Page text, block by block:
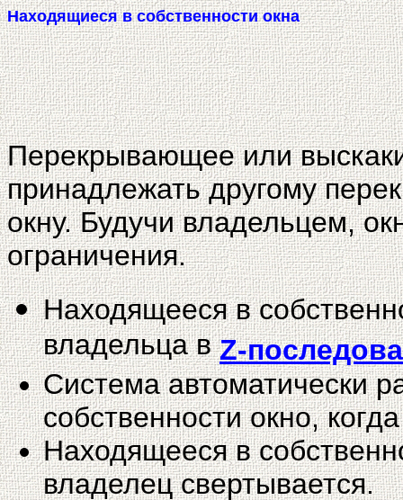
Находящиеся в собственности окна
Перекрывающее или
принадлежать другому
окну. Будучи владельцем,
ограничения.
Находящееся в
владельца вZ-
Система автоматически
собственности окно,
Находящееся в
владелец свертывается.